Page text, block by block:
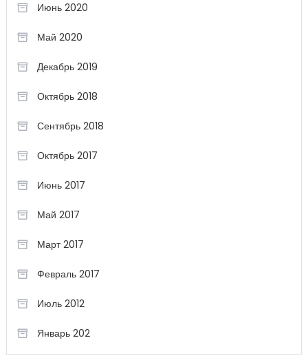
Июнь 2020
Май 2020
Декабрь 2019
Октябрь 2018
Сентябрь 2018
Октябрь 2017
Июнь 2017
Май 2017
Март 2017
Февраль 2017
Июль 2012
Январь 202